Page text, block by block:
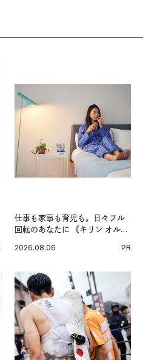
仕事も家事も育児も。日々フル
回転のあなたに 《キリン オルニ
2026.08.06 PR